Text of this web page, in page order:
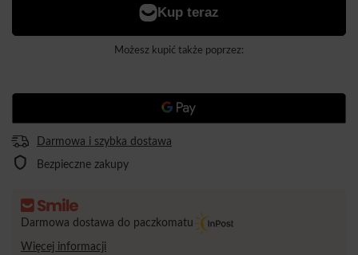
Możesz kupić także poprzez:
Darmowa i szybka dostawa
Bezpieczne zakupy
Darmowa dostawa do paczkomatu
Więcej informacji